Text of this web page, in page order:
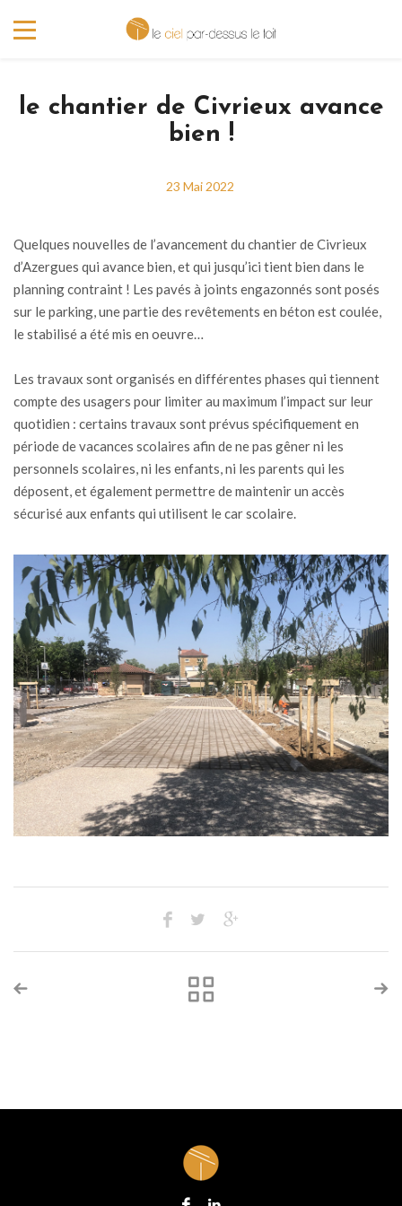
le chantier de Civrieux avance
bien !
23 Mai 2022
Quelques nouvelles de l’avancement du chantier de Civrieux
d’Azergues qui avance bien, et qui jusqu’ici tient bien dans le
planning contraint ! Les pavés à joints engazonnés sont posés
sur le parking, une partie des revêtements en béton est coulée,
le stabilisé a été mis en oeuvre…
Les travaux sont organisés en différentes phases qui tiennent
compte des usagers pour limiter au maximum l’impact sur leur
quotidien : certains travaux sont prévus spécifiquement en
période de vacances scolaires afin de ne pas gêner ni les
personnels scolaires, ni les enfants, ni les parents qui les
déposent, et également permettre de maintenir un accès
sécurisé aux enfants qui utilisent le car scolaire.